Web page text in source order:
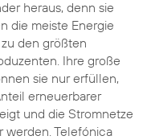
heraus, denn sie
die meiste Energie
den größten
Ihre große
sie nur erfüllen,
erneuerbarer
und die Stromnetze
werden. Telefónica